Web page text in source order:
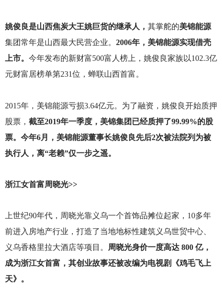
姚俊良是山西焦炭大王姚巨货的继承人， 其掌舵的美锦能源
集团常年是山西最大民营企业。 2006年，美锦能源实现借壳
上市。 今年发布的新财富500富人榜上，姚俊良家族以102.3亿
元财富居榜单第231位，蝉联山西首富。
2015年，美锦能源亏损3.64亿元。为了融资，姚俊良开始质押
股票， 截至2019年一季度，美锦集团已经质押了99.99%的股
票。今年6月，美锦能源董事长姚俊良先后2次被法院列为被
执行人，离“老赖”仅一步之遥。
浙江女首富周晓光>>
上世纪90年代，周晓光靠义乌一个首饰品摊位起家，10多年
前进入房地产行业，打造了当地地标性建筑义乌世贸中心、
义乌香格里拉大酒店等项目。
周晓光身价一度高达 800 亿，
成为浙江女首富，其创业故事还被改编为电视剧《鸡毛飞上
天》。